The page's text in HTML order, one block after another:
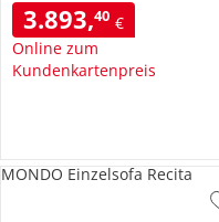
3.893,40 €
Online zum
Kundenkartenpreis
MONDO Einzelsofa Recita